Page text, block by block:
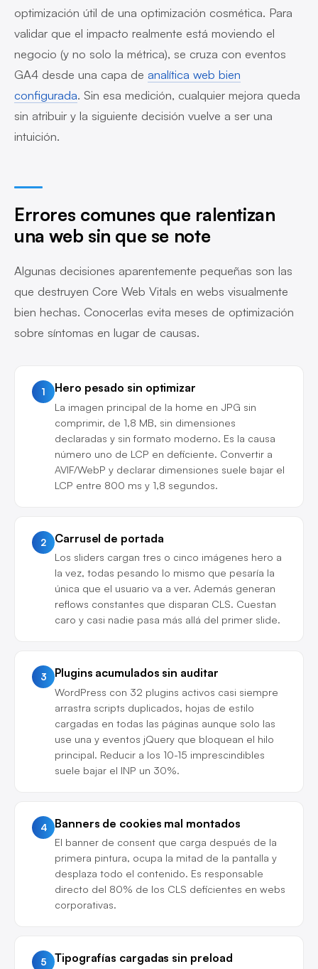
optimización útil de una optimización cosmética. Para
validar que el impacto realmente está moviendo el
negocio (y no solo la métrica), se cruza con eventos
GA4 desde una capa de analítica web bien
configurada. Sin esa medición, cualquier mejora queda
sin atribuir y la siguiente decisión vuelve a ser una
intuición.
Errores comunes que ralentizan
una web sin que se note
Algunas decisiones aparentemente pequeñas son las
que destruyen Core Web Vitals en webs visualmente
bien hechas. Conocerlas evita meses de optimización
sobre síntomas en lugar de causas.
1 Hero pesado sin optimizar
La imagen principal de la home en JPG sin
comprimir, de 1,8 MB, sin dimensiones
declaradas y sin formato moderno. Es la causa
número uno de LCP en deficiente. Convertir a
AVIF/WebP y declarar dimensiones suele bajar el
LCP entre 800 ms y 1,8 segundos.
2 Carrusel de portada
Los sliders cargan tres o cinco imágenes hero a
la vez, todas pesando lo mismo que pesaría la
única que el usuario va a ver. Además generan
reflows constantes que disparan CLS. Cuestan
caro y casi nadie pasa más allá del primer slide.
3 Plugins acumulados sin auditar
WordPress con 32 plugins activos casi siempre
arrastra scripts duplicados, hojas de estilo
cargadas en todas las páginas aunque solo las
use una y eventos jQuery que bloquean el hilo
principal. Reducir a los 10-15 imprescindibles
suele bajar el INP un 30%.
4 Banners de cookies mal montados
El banner de consent que carga después de la
primera pintura, ocupa la mitad de la pantalla y
desplaza todo el contenido. Es responsable
directo del 80% de los CLS deficientes en webs
corporativas.
5 Tipografías cargadas sin preload